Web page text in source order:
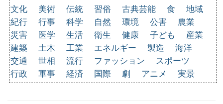
文化
美術 伝統 習俗 古典芸能 食
地域
紀行
行事 科学 自然 環境 公害
農業
災害
医学 生活 衛生 健康 子ども
産業
建築
土木 工業 エネルギー 製造
海洋
交通
世相 流行 ファッション
スポーツ
行政
軍事 経済 国際 劇 アニメ 実景